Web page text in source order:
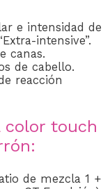
e intensidad de
intensive”.
canas.
de cabello.
reacción
color touch
de mezcla 1 +